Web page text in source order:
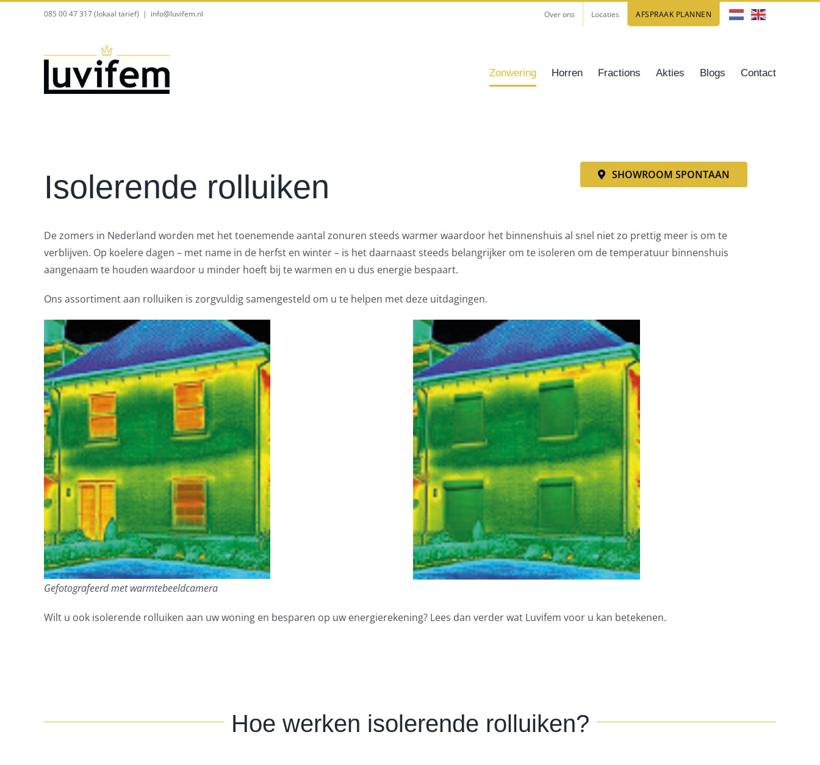
085 00 47 317 (lokaal tarief) | info@luvifem.nl Over ons Locaties AFSPRAAK PLANNEN
Zonwering Horren Fractions Akties Blogs Contact
Isolerende rolluiken SHOWROOM SPONTAAN
De zomers in Nederland worden met het toenemende aantal zonuren steeds warmer waardoor het binnenshuis al snel niet zo prettig meer is om te
verblijven. Op koelere dagen – met name in de herfst en winter – is het daarnaast steeds belangrijker om te isoleren om de temperatuur binnenshuis
aangenaam te houden waardoor u minder hoeft bij te warmen en u dus energie bespaart.
Ons assortiment aan rolluiken is zorgvuldig samengesteld om u te helpen met deze uitdagingen.
Gefotografeerd met warmtebeeldcamera
Wilt u ook isolerende rolluiken aan uw woning en besparen op uw energierekening? Lees dan verder wat Luvifem voor u kan betekenen.
Hoe werken isolerende rolluiken?